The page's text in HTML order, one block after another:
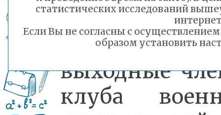
проводят
майские
выходные
клуба
статистических исследований
Если Вы не согласны с
образом установить